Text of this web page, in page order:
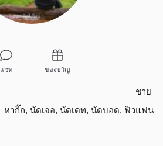
แชท ของขวัญ
ชาย
หากิ๊ก, นัดเจอ, นัดเดท, นัดบอด, ฟิวแฟน